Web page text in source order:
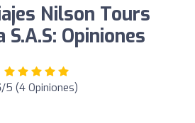
Nilson Tours
Opiniones
/5 (4 Opiniones)